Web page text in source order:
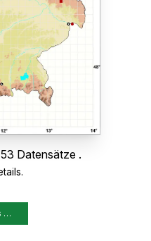
Datensätze .
…